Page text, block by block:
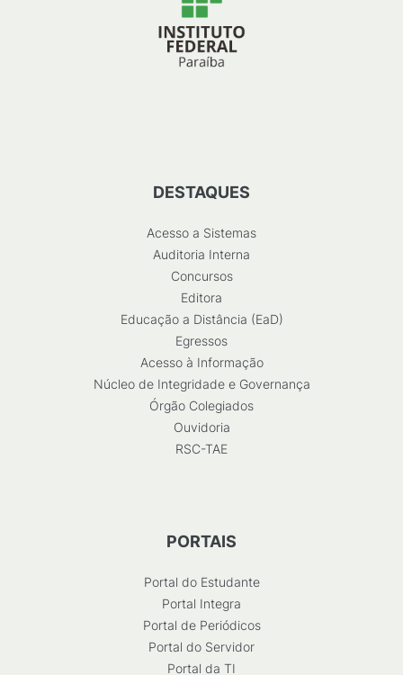
DESTAQUES
Acesso a Sistemas
Auditoria Interna
Concursos
Editora
Educação a Distância (EaD)
Egressos
Acesso à Informação
Núcleo de Integridade e Governança
Órgão Colegiados
Ouvidoria
RSC-TAE
PORTAIS
Portal do Estudante
Portal Integra
Portal de Periódicos
Portal do Servidor
Portal da TI